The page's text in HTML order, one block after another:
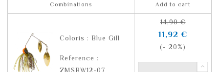
Combinations Add to cart
Coloris : Blue Gill
Reference :
ZMSBW12-07
14,90 €
11,92 €
(- 20%)